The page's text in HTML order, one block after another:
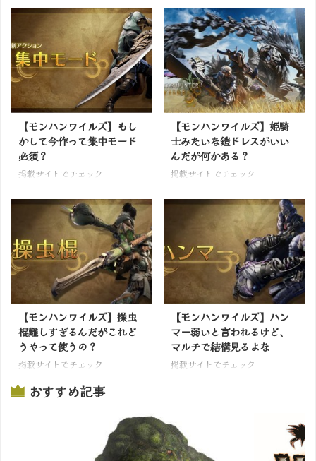
【モンハンワイルズ】もし
かして今作って集中モード
必須？
掲載サイトでチェック
【モンハンワイルズ】姫騎
士みたいな鎧ドレスがいい
んだが何かある？
掲載サイトでチェック
【モンハンワイルズ】操虫
棍難しすぎるんだがこれど
うやって使うの？
掲載サイトでチェック
【モンハンワイルズ】ハン
マー弱いと言われるけど、
マルチで結構見るよな
掲載サイトでチェック
おすすめ記事